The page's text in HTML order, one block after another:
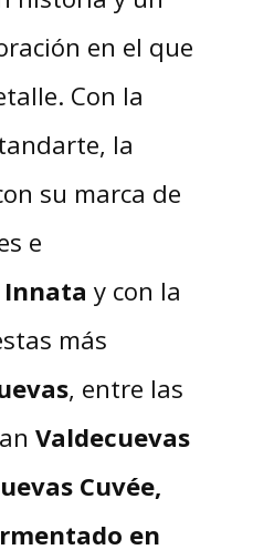
en el que
Con la
la
su marca de
e
Innata y con la
más
, entre las
Valdecuevas
Cuvée,
en